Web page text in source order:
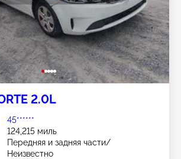
2.0L
45******
124,215 миль
Передняя и задняя части/
Неизвестно